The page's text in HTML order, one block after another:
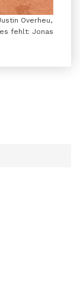
Overheu,
fehlt: Jonas